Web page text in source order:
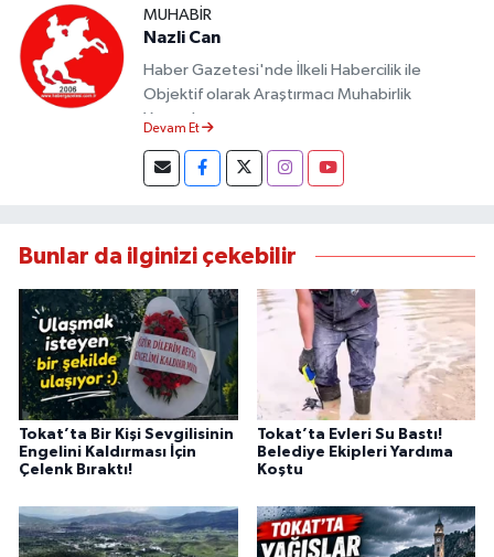
MUHABIR
Nazli Can
Haber Gazetesi'nde İlkeli Habercilik ile
Objektif olarak Araştırmacı Muhabirlik
Yapmaktayım.
Devam Et
Bunlar da ilginizi çekebilir
Tokat’ta Bir Kişi Sevgilisinin
Engelini Kaldırması İçin
Çelenk Bıraktı!
Tokat’ta Evleri Su Bastı!
Belediye Ekipleri Yardıma
Koştu